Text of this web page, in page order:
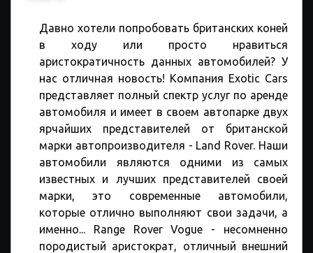
Давно хотели попробовать британских коней
в ходу или просто нравиться
аристократичность данных автомобилей? У
нас отличная новость! Компания Exotic Cars
представляет полный спектр услуг по аренде
автомобиля и имеет в своем автопарке двух
ярчайших представителей от британской
марки автопроизводителя - Land Rover. Наши
автомобили являются одними из самых
известных и лучших представителей своей
марки, это современные автомобили,
которые отлично выполняют свои задачи, а
именно... Range Rover Vogue - несомненно
породистый аристократ, отличный внешний